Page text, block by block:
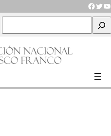
e
r
c